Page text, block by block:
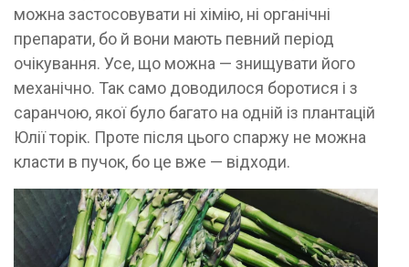
можна застосовувати ні хімію, ні органічні
препарати, бо й вони мають певний період
очікування. Усе, що можна — знищувати його
механічно. Так само доводилося боротися і з
саранчою, якої було багато на одній із плантацій
Юлії торік. Проте після цього спаржу не можна
класти в пучок, бо це вже — відходи.